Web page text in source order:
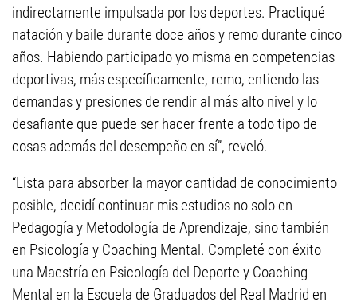
indirectamente impulsada por los deportes. Practiqué
natación y baile durante doce años y remo durante cinco
años. Habiendo participado yo misma en competencias
deportivas, más específicamente, remo, entiendo las
demandas y presiones de rendir al más alto nivel y lo
desafiante que puede ser hacer frente a todo tipo de
cosas además del desempeño en sí”, reveló.
“Lista para absorber la mayor cantidad de conocimiento
posible, decidí continuar mis estudios no solo en
Pedagogía y Metodología de Aprendizaje, sino también
en Psicología y Coaching Mental. Completé con éxito
una Maestría en Psicología del Deporte y Coaching
Mental en la Escuela de Graduados del Real Madrid en